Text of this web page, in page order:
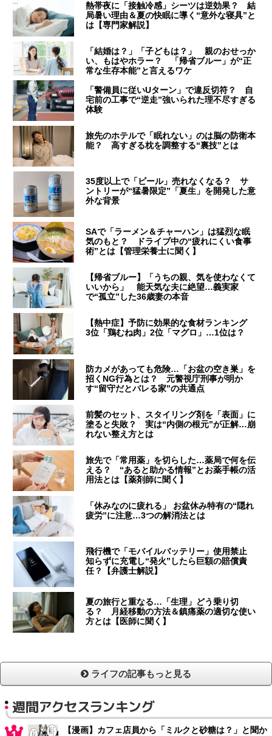
熱帯夜に「接触冷感」シーツは逆効果？ 結
局暑い理由＆夏の快眠に導く“意外な寝具”と
は【専門家解説】
「結婚は？」「子どもは？」 親のおせっか
い、もはやホラー？ 「帰省ブルー」が“正
常な生存本能”と言えるワケ
「警備員に従いUターン」で違反切符？ 自
宅前の工事で“逆走”強いられた理不尽すぎる
体験
旅先のホテルで「眠れない」のは脳の防衛本
能？ 高すぎる枕を調整する“裏技”とは
35度以上で「ビール」売れなくなる？ サ
ントリーが“猛暑限定”「夏生」を開発した意
外な背景
SAで「ラーメン＆チャーハン」は猛烈な眠
気のもと？ ドライブ中の“疲れにくい食事
術”とは【管理栄養士に聞く】
【帰省ブルー】「うちの親、気を使わなくて
いいから」 能天気な夫に絶望…義実家
で“孤立”した36歳妻の本音
【熱中症】予防に効果的な食材ランキング
3位「鶏むね肉」2位「マグロ」…1位は？
防カメがあっても危険…「お盆の空き巣」を
招くNG行為とは？ 元警視庁刑事が明か
す“留守だとバレる家”の共通点
前髪のセット、スタイリング剤を「表面」に
塗ると失敗？ 実は“内側の根元”が正解…崩
れない整え方とは
旅先で「常用薬」を切らした…薬局で何を伝
える？ “あると助かる情報”とお薬手帳の活
用法とは【薬剤師に聞く】
「休みなのに疲れる」 お盆休み特有の“隠れ
疲労”に注意…3つの解消法とは
飛行機で「モバイルバッテリー」使用禁止
知らずに充電し“発火”したら巨額の賠償責
任？【弁護士解説】
夏の旅行と重なる…「生理」どう乗り切
る？ 月経移動の方法＆鎮痛薬の適切な使い
方とは【医師に聞く】
ライフの記事もっと見る
週間アクセスランキング
【漫画】カフェ店員から「ミルクと砂糖は？」と聞か